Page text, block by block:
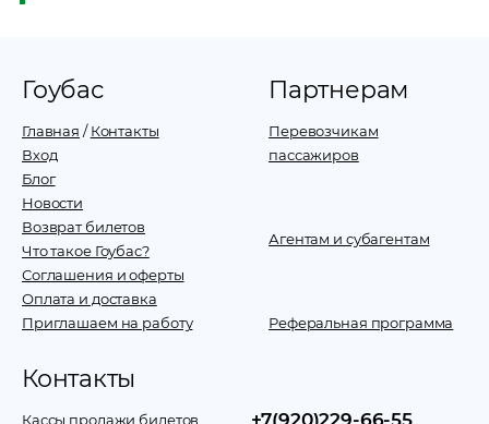
Гоубас
Главная /Контакты
Вход
Блог
Новости
Возврат билетов
Что такое Гоубас?
Соглашения и оферты
Оплата и доставка
Приглашаем на работу
Партнерам
Перевозчикам
пассажиров
Агентам и субагентам
Реферальная программа
Контакты
Кассы продажи билетов +7(920)229-66-55